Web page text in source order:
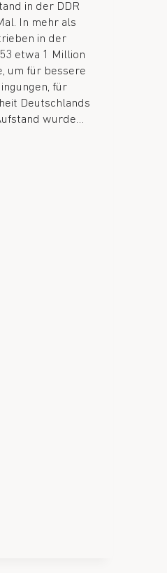
in der DDR
In mehr als
in der
etwa 1 Million
um für bessere
für
Deutschlands
wurde…